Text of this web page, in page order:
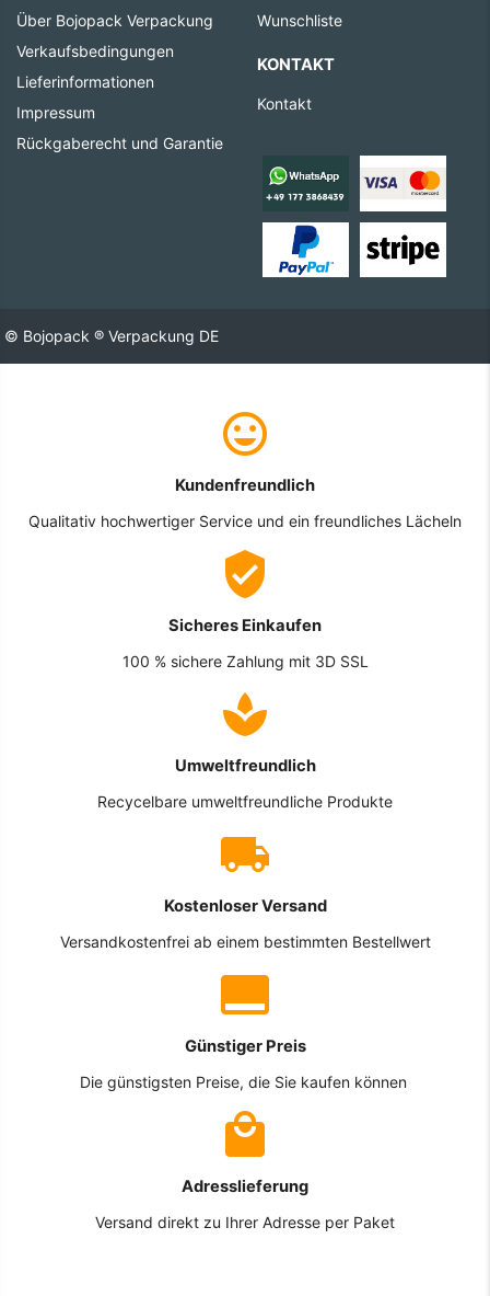
Über Bojopack Verpackung
Verkaufsbedingungen
Lieferinformationen
Impressum
Rückgaberecht und Garantie
Wunschliste
KONTAKT
Kontakt
© Bojopack ® Verpackung DE
Kundenfreundlich
Qualitativ hochwertiger Service und ein freundliches Lächeln
Sicheres Einkaufen
100 % sichere Zahlung mit 3D SSL
Umweltfreundlich
Recycelbare umweltfreundliche Produkte
Kostenloser Versand
Versandkostenfrei ab einem bestimmten Bestellwert
Günstiger Preis
Die günstigsten Preise, die Sie kaufen können
Adresslieferung
Versand direkt zu Ihrer Adresse per Paket